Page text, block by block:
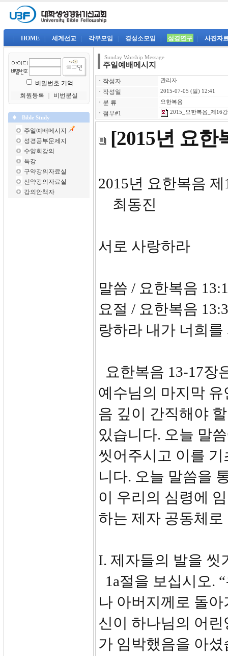
HOME 세계선교 각부모임 경성소모임 성경연구 사진자
비밀번호 기억
회원등록
비번분실
Bible Study
주일예배메시지
성경공부문제지
수양회강의
특강
구약강의자료실
신약강의자료실
강의안책자
Sunday Worship Message
주일예배메시지
ㆍ 작성자 관리자
ㆍ 작성일 2015-07-05 (일) 12:41
ㆍ 분 류 요한복음
ㆍ 첨부#1 2015_요한복음_제16
[2015년 요한
2015년
최동진
서로 사랑하라
말씀 / 요한복음
요절 / 요한복음
랑하라 내가 너희
요한복음 13-17장
예수님의 마지막
음 깊이 간직해야
있습니다. 오늘 말
씻어주시고 이를
니다. 오늘 말씀을
이 우리의 심령에
하는 제자 공동체
I. 제자들의 발을 씻
1a절을 보십시오.
나 아버지께로 돌
신이 하나님의 어
가 임박했음을 아